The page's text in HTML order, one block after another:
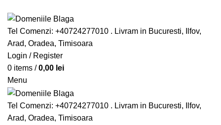
Tel Comenzi: +40724277010 . Livram in Bucuresti, Ilfov,
Arad, Oradea, Timisoara
Login / Register
0 items / 0,00 lei
Menu
Tel Comenzi: +40724277010 . Livram in Bucuresti, Ilfov,
Arad, Oradea, Timisoara